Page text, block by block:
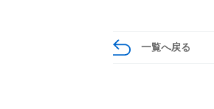
一覧へ戻る